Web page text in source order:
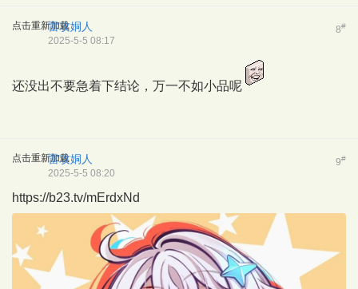
点击重新加载 8#
雷攻姛人
2025-5-5 08:17
还没出不要急着下结论，万一不如小品呢
点击重新加载 9#
雷攻姛人
2025-5-5 08:20
https://b23.tv/mErdxNd